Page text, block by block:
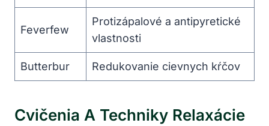
Feverfew
Protizápalové a antipyretické
vlastnosti
Butterbur Redukovanie cievnych kŕčov
Cvičenia A Techniky Relaxácie